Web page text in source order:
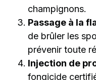
champignons.
Passage à la
de brûler les
prévenir toute
Injection de
fongicide